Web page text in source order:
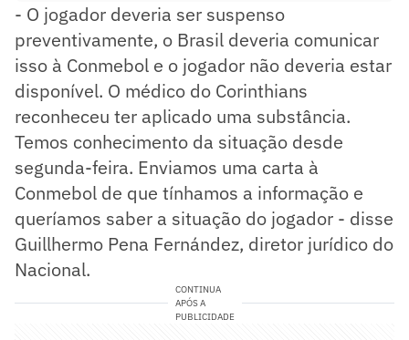
- O jogador deveria ser suspenso
preventivamente, o Brasil deveria comunicar
isso à Conmebol e o jogador não deveria estar
disponível. O médico do Corinthians
reconheceu ter aplicado uma substância.
Temos conhecimento da situação desde
segunda-feira. Enviamos uma carta à
Conmebol de que tínhamos a informação e
queríamos saber a situação do jogador - disse
Guillhermo Pena Fernández, diretor jurídico do
Nacional.
CONTINUA
APÓS A
PUBLICIDADE